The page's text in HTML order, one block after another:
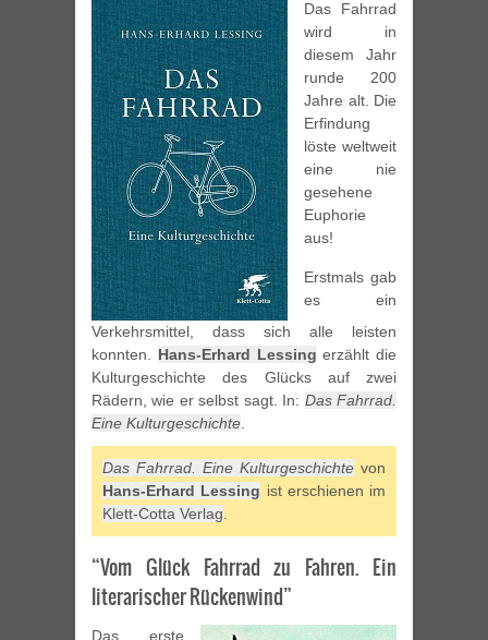
Das Fahrrad
wird in
diesem Jahr
runde 200
Jahre alt. Die
Erfindung
löste weltweit
eine nie
gesehene
Euphorie
aus!
Erstmals gab
es ein
Verkehrsmittel, dass sich alle leisten
konnten. Hans-Erhard Lessing erzählt die
Kulturgeschichte des Glücks auf zwei
Rädern, wie er selbst sagt. In: Das Fahrrad.
Eine Kulturgeschichte.
Das Fahrrad. Eine Kulturgeschichte von
Hans-Erhard Lessing ist erschienen im
Klett-Cotta Verlag.
“Vom Glück Fahrrad zu Fahren. Ein
literarischer Rückenwind”
Das erste